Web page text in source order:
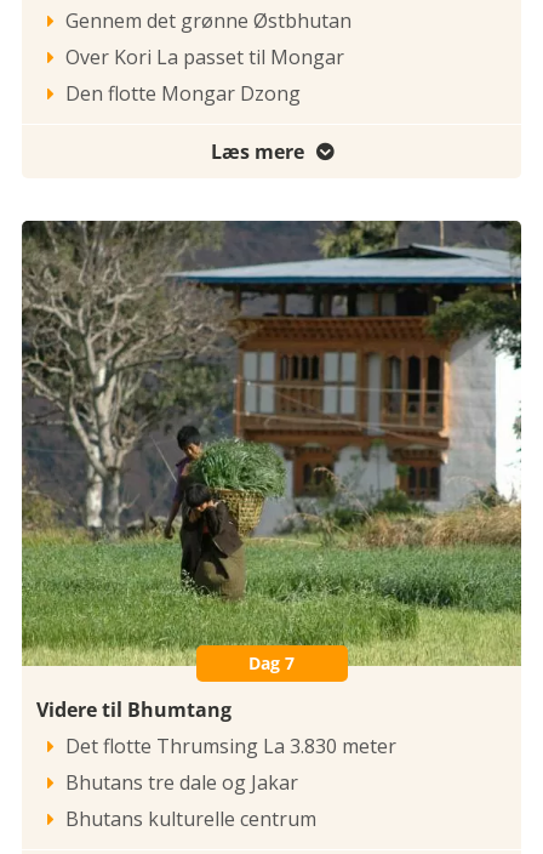
 Gennem det grønne Østbhutan
 Over Kori La passet til Mongar
 Den flotte Mongar Dzong
Læs mere 
Dag 7
Videre til Bhumtang
 Det flotte Thrumsing La 3.830 meter
 Bhutans tre dale og Jakar
 Bhutans kulturelle centrum